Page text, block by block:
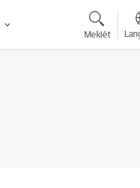
Meklēt